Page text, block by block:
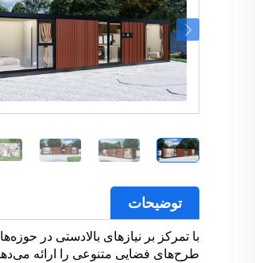
توضیحات
طرح‌های فضایی متنوعی را ارائه